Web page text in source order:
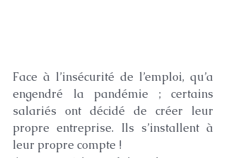
Face à l’insécurité de l’emploi, qu’a
engendré la pandémie ; certains
salariés ont décidé de créer leur
propre entreprise. Ils s’installent à
leur propre compte !